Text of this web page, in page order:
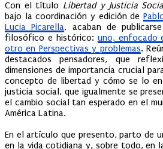
Con el título Libertad y Justicia
bajo la coordinación y edición de
Lucia Picarella, acaban de
filosófico e histórico: uno, enfocado
otro en Perspectivas y problemas.
destacados pensadores, que
dimensiones de importancia crucial
concepto de libertad y cómo se lo
justicia social, que igualmente se
el cambio social tan esperado en el
América Latina.
En el artículo que presento, parto de
en la vida cotidiana y, sobre todo, en